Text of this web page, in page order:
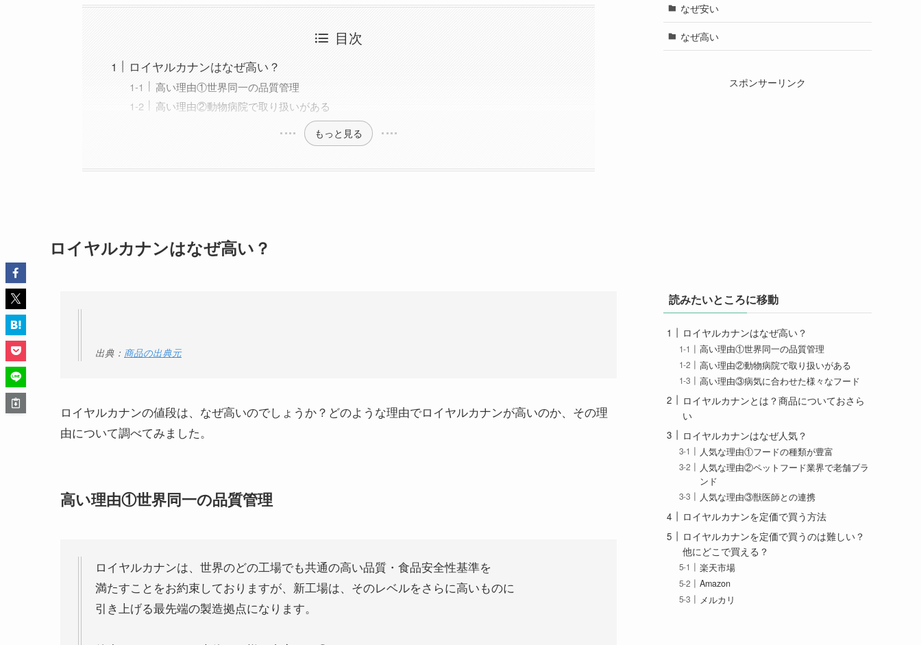
目次
ロイヤルカナンはなぜ高い？
高い理由①世界同一の品質管理
高い理由②動物病院で取り扱いがある
もっと見る
ロイヤルカナンはなぜ高い？
出典： 商品の出典元
ロイヤルカナンの値段は、なぜ高いのでしょうか？どのような理由でロイヤルカナンが高いのか、その理
由について調べてみました。
高い理由①世界同一の品質管理
ロイヤルカナンは、世界のどの工場でも共通の高い品質・食品安全性基準を
満たすことをお約束しておりますが、新工場は、そのレベルをさらに高いものに
引き上げる最先端の製造拠点になります。
なぜ安い
なぜ高い
スポンサーリンク
読みたいところに移動
ロイヤルカナンはなぜ高い？
高い理由①世界同一の品質管理
高い理由②動物病院で取り扱いがある
高い理由③病気に合わせた様々なフード
ロイヤルカナンとは？商品についておさら
い
ロイヤルカナンはなぜ人気？
人気な理由①フードの種類が豊富
人気な理由②ペットフード業界で老舗ブラ
ンド
人気な理由③獣医師との連携
ロイヤルカナンを定価で買う方法
ロイヤルカナンを定価で買うのは難しい？
他にどこで買える？
楽天市場
Amazon
メルカリ